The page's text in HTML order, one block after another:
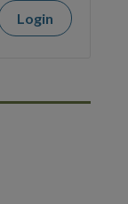
Login